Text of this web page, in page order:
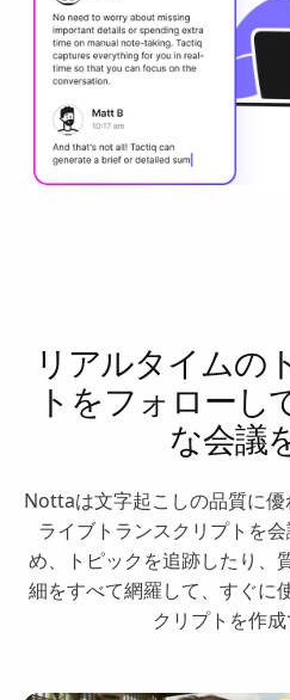
リアルタイムの
トをフォローし
な会議
Nottaは文字起こしの品質に
ライブトランスクリプトを
め、トピックを追跡したり、
細をすべて網羅して、すぐに
クリプトを作成